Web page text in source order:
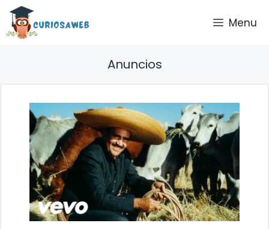
Saltar
contenido
Menu
Anuncios